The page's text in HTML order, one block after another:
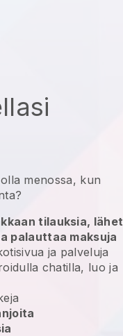
menossa, kun
tilauksia,
palauttaa maksuja
ja palveluja
chatilla, luo ja